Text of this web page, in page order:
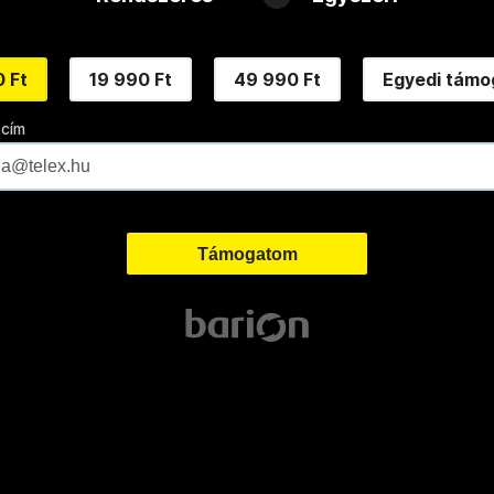
Ft 19 990 Ft 49 990 Ft Egyedi